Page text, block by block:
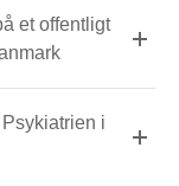
et offentligt
i